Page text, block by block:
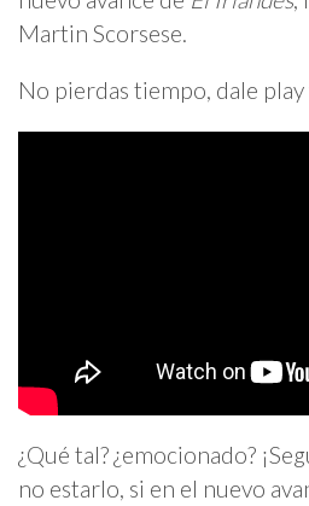
Martin Scorsese.
No pierdas tiempo, dale
¿Qué tal? ¿emocionado?
no estarlo, si en el nuevo